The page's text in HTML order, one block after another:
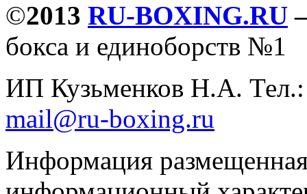
©2013 RU-BOXING.RU
бокса и единоборств №1
ИП Кузьменков Н.А.
mail@ru-boxing.ru
Информация